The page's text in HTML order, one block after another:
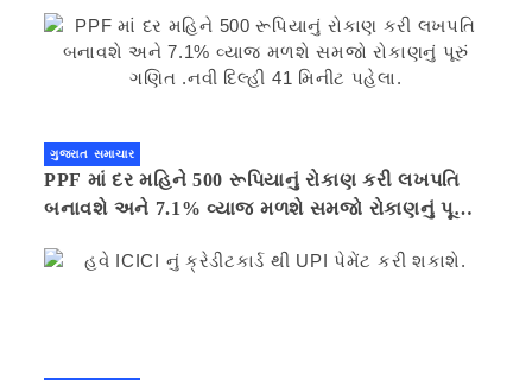
ગુજરાત સમાચાર
PPF માં દર મહિને 500 રૂપિયાનું રોકાણ કરી લખપતિ
બનાવશે અને 7.1% વ્યાજ મળશે સમજો રોકાણનું પૂરું